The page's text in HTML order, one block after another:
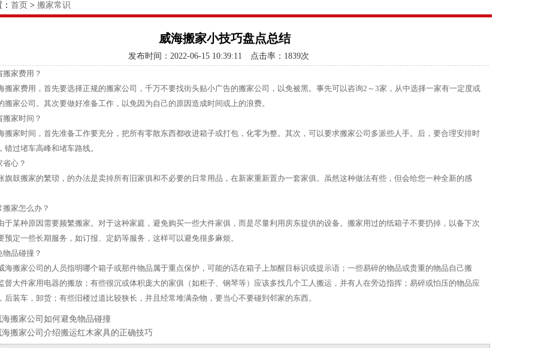
首页 > 搬家常识
威海搬家小技巧盘点总结
发布时间：2022-06-15 10:39:11 点击率： 1839次
搬家费用？
搬家费用，首先要选择正规的搬家公司，千万不要找街头贴小广告的搬家公司，以免被黑。事先可以咨询2～3家，从中选择一家有一定度或
搬家公司。其次要做好准备工作，以免因为自己的原因造成时间或上的浪费。
搬家时间？
搬家时间，首先准备工作要充分，把所有零散东西都收进箱子或打包，化零为整。其次，可以要求搬家公司多派些人手。后，要合理安排时
错过堵车高峰和堵车路线。
省心？
旗鼓搬家的繁琐，的办法是卖掉所有旧家俱和不必要的日常用品，在新家重新置办一套家俱。虽然这种做法有些，但会给您一种全新的感
搬家怎么办？
于某种原因需要频繁搬家。对于这种家庭，避免购买一些大件家俱，而是尽量利用房东提供的设备。搬家用过的纸箱子不要扔掉，以备下次
预定一些长期服务，如订报、定奶等服务，这样可以避免很多麻烦。
物品碰撞？
海搬家公司的人员指明哪个箱子或那件物品属于重点保护，可能的话在箱子上加醒目标识或提示语；一些易碎的物品或贵重的物品自己搬
督大件家用电器的搬放；有些很沉或体积庞大的家俱（如柜子、钢琴等）应该多找几个工人搬运，并有人在旁边指挥；易碎或怕压的物品应
后装车，卸货；有些旧楼过道比较狭长，并且经常堆满杂物，要当心不要碰到邻家的东西。
海搬家公司如何避免物品碰撞
海搬家公司介绍搬运红木家具的正确技巧